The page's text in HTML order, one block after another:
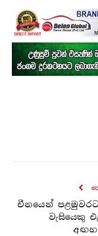
චීනයෙන්
වැසියෙකු